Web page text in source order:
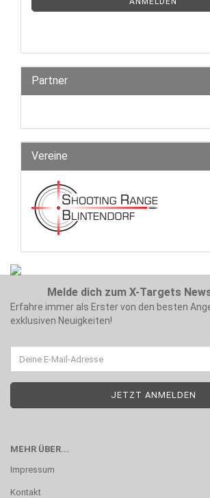
Partner
Vereine
Melde dich zum X-Targets
Erfahre immer als Erster von den besten
exklusiven Neuigkeiten!
MEHR ÜBER...
Impressum
Kontakt